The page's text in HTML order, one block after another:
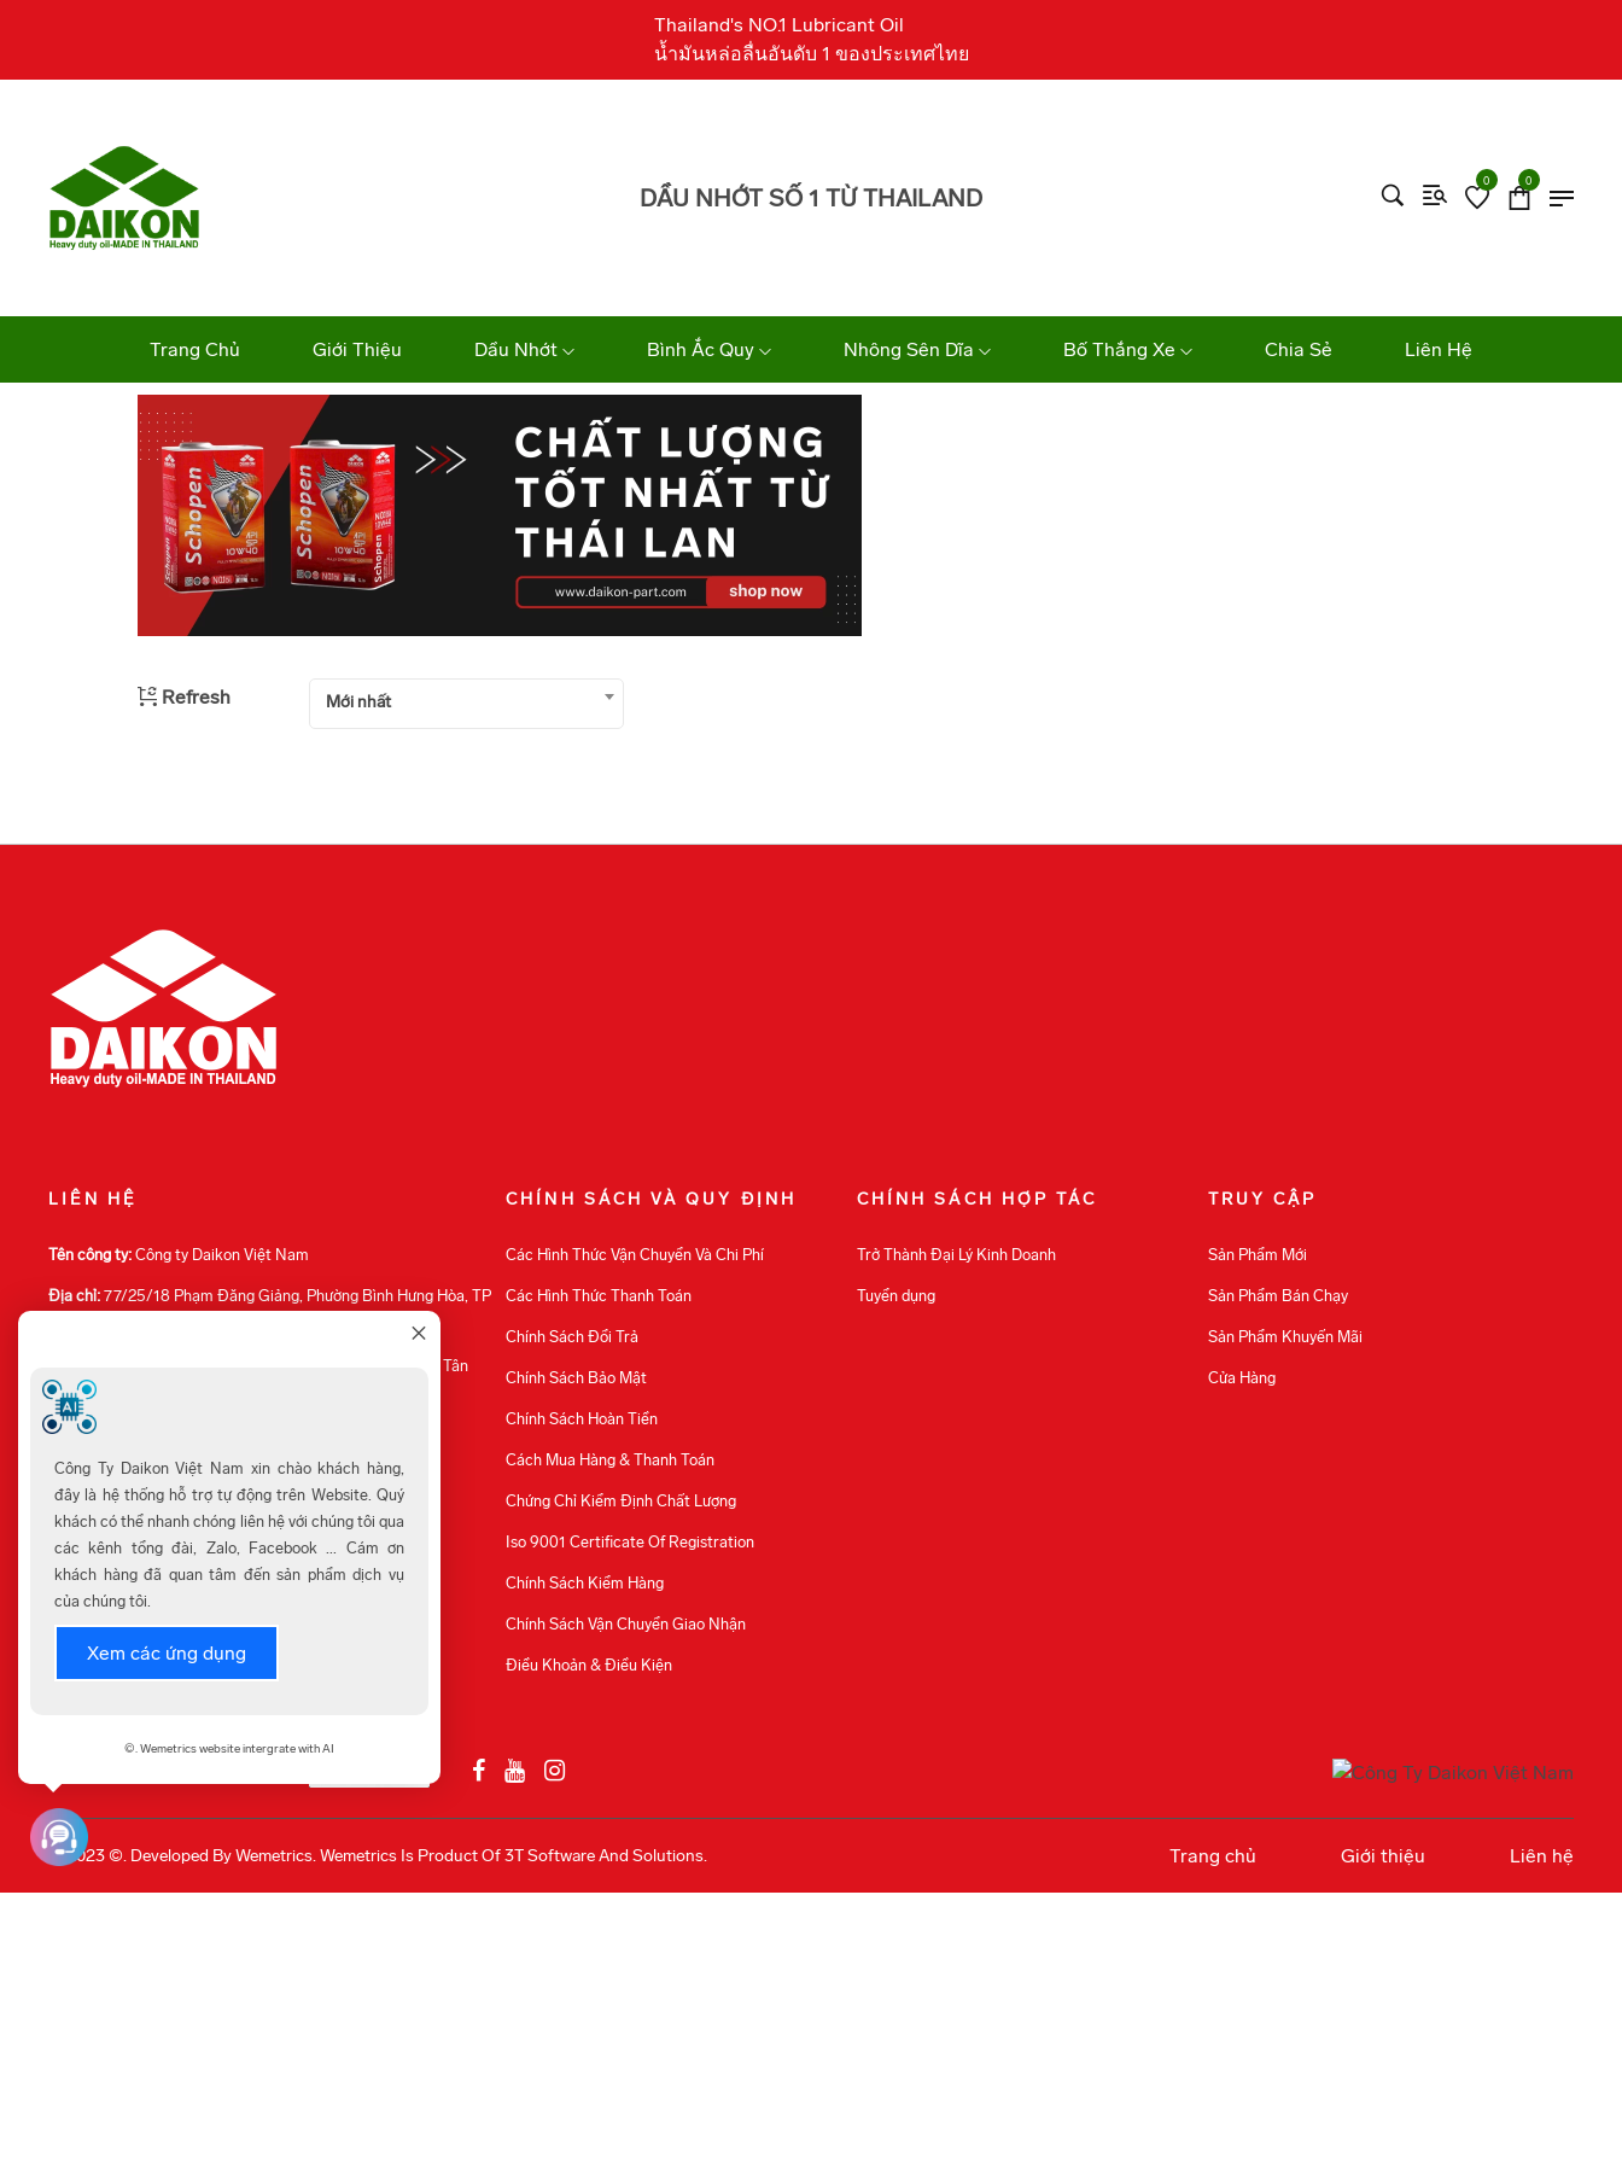
Thailand's NO.1 Lubricant Oil
น้ำมันหล่อลื่นอันดับ 1 ของประเทศไทย
DẦU NHỚT SỐ 1 TỪ THAILAND
0 0
Trang Chủ Giới Thiệu Dầu Nhớt Bình Ắc Quy Nhông Sên Dĩa Bố Thắng Xe Chia Sẻ Liên Hệ
Công Ty Daikon Việt Nam xin chào khách hàng,
đây là hệ thống hỗ trợ tự động trên Website. Quý
khách có thể nhanh chóng liên hệ với chúng tôi qua
các kênh tổng đài, Zalo, Facebook ... Cám ơn
khách hàng đã quan tâm đến sản phẩm dịch vụ
của chúng tôi.
Xem các ứng dụng
©. Wemetrics website intergrate with AI
Refresh Mới nhất
LIÊN HỆ
Tên công ty: Công ty Daikon Việt Nam
Địa chỉ: 77/25/18 Phạm Đăng Giảng, Phường Bình Hưng Hòa, TP
Tòa nhà T.P Building 345 Phạm Văn Bạch, Phường Tân
Sơn, TP Hồ Chí Minh.
GPKD:
Mail:daikonpart@gmail.com
Hotline:0987 370 533
CHÍNH SÁCH VÀ QUY ĐỊNH
Các Hình Thức Vận Chuyển Và Chi Phí
Các Hình Thức Thanh Toán
Chính Sách Đổi Trả
Chính Sách Bảo Mật
Chính Sách Hoàn Tiền
Cách Mua Hàng & Thanh Toán
Chứng Chỉ Kiểm Định Chất Lượng
Iso 9001 Certificate Of Registration
Chính Sách Kiểm Hàng
Chính Sách Vận Chuyển Giao Nhận
Điều Khoản & Điều Kiện
CHÍNH SÁCH HỢP TÁC
Trở Thành Đại Lý Kinh Doanh
Tuyển dụng
TRUY CẬP
Sản Phẩm Mới
Sản Phẩm Bán Chạy
Sản Phẩm Khuyến Mãi
Cửa Hàng
©2023 ©. Developed ByWemetrics.Wemetrics Is Product Of 3T Software And Solutions. Trang chủ Giới thiệu Liên hệ